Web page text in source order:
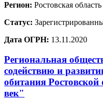
Регион: Ростовская область
Статус:
Дата ОГРН: 13.11.2020
Региональная
содействию и
обитания
век"